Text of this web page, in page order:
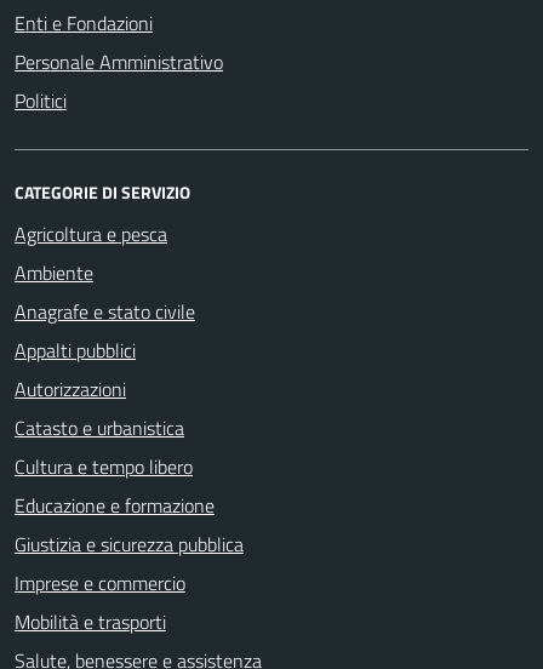
Enti e Fondazioni
Personale Amministrativo
Politici
CATEGORIE DI SERVIZIO
Agricoltura e pesca
Ambiente
Anagrafe e stato civile
Appalti pubblici
Autorizzazioni
Catasto e urbanistica
Cultura e tempo libero
Educazione e formazione
Giustizia e sicurezza pubblica
Imprese e commercio
Mobilità e trasporti
Salute, benessere e assistenza